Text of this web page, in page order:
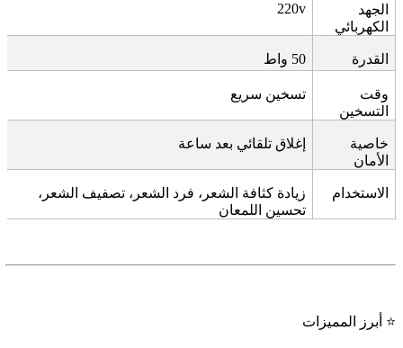
الجهد
الكهربائي
220v
القدرة 50 واط
وقت
التسخين
تسخين سريع
خاصية
الأمان
إغلاق تلقائي بعد ساعة
الاستخدام
زيادة كثافة الشعر، فرد الشعر، تصفيف الشعر،
تحسين اللمعان
⭐ أبرز المميزات